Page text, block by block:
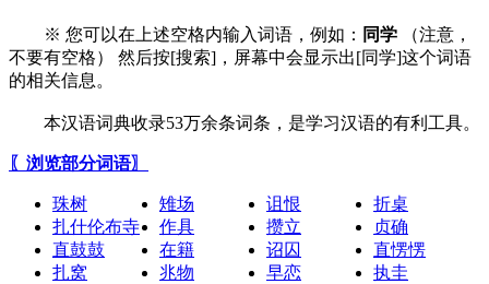
※ 您可以在上述空格内输入词语，例如： 同学 （注意，
不要有空格） 然后按[搜索]，屏幕中会显示出[同学]这个词语
的相关信息。
本汉语词典收录53万余条词条，是学习汉语的有利工具。
〖浏览部分词语〗
珠树 雉场 诅恨
折桌
扎什伦布寺
作具 攒立
贞确
直鼓鼓
在籍 诏囚
直愣愣
扎窝
兆物 早恋
执圭